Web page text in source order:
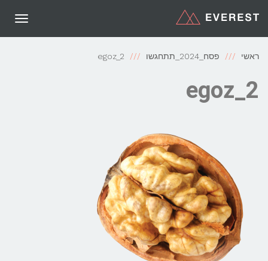
ראשי פסח_2024_תתחגשו egoz_2
egoz_2